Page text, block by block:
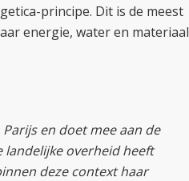
principe. Dit is de meest
energie, water en materiaal
en doet mee aan de
landelijke overheid heeft
deze context haar